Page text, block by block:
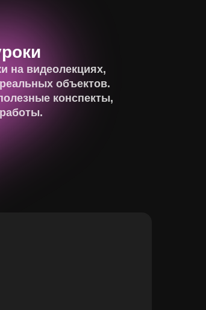
на видеолекциях,
объектов.
конспекты,